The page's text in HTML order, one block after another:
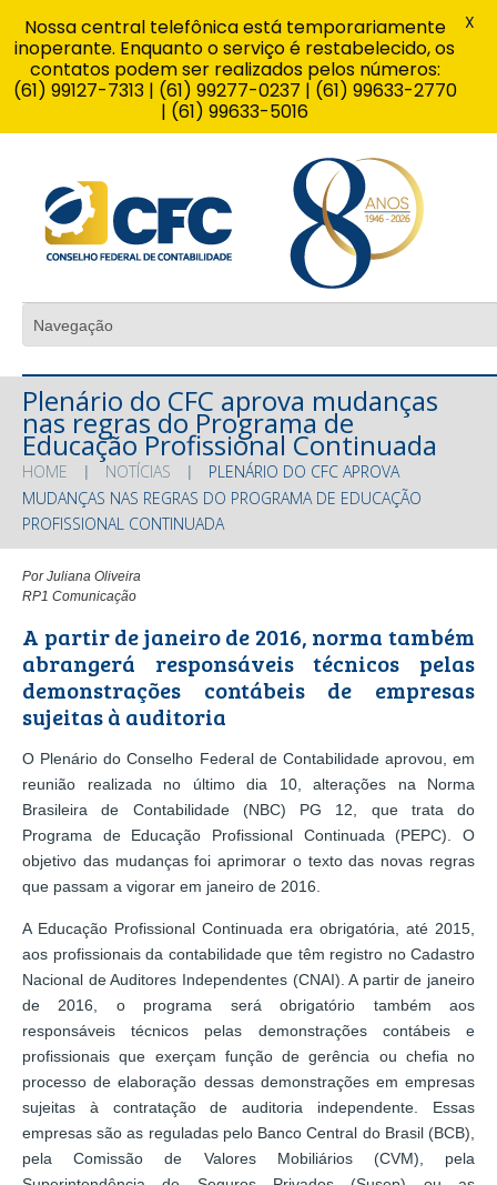
Plenário do CFC aprova mudanças
nas regras do Programa de
Educação Profissional Continuada
HOME NOTÍCIAS
PLENÁRIO DO CFC APROVA
MUDANÇAS NAS REGRAS DO PROGRAMA DE EDUCAÇÃO
PROFISSIONAL CONTINUADA
Por Juliana Oliveira
RP1 Comunicação
A partir de janeiro de 2016, norma também
abrangerá responsáveis técnicos pelas
demonstrações contábeis de empresas
sujeitas à auditoria
O Plenário do Conselho Federal de Contabilidade aprovou, em
reunião realizada no último dia 10, alterações na Norma
Brasileira de Contabilidade (NBC) PG 12, que trata do
Programa de Educação Profissional Continuada (PEPC). O
objetivo das mudanças foi aprimorar o texto das novas regras
que passam a vigorar em janeiro de 2016.
A Educação Profissional Continuada era obrigatória, até 2015,
aos profissionais da contabilidade que têm registro no Cadastro
Nacional de Auditores Independentes (CNAI). A partir de janeiro
de 2016, o programa será obrigatório também aos
responsáveis técnicos pelas demonstrações contábeis e
profissionais que exerçam função de gerência ou chefia no
processo de elaboração dessas demonstrações em empresas
sujeitas à contratação de auditoria independente. Essas
empresas são as reguladas pelo Banco Central do Brasil (BCB),
pela Comissão de Valores Mobiliários (CVM), pela
Nossa central telefônica está temporariamente
inoperante. Enquanto o serviço é restabelecido, os
contatos podem ser realizados pelos números:
(61) 99127-7313 | (61) 99277-0237 | (61) 99633-2770
| (61) 99633-5016
X